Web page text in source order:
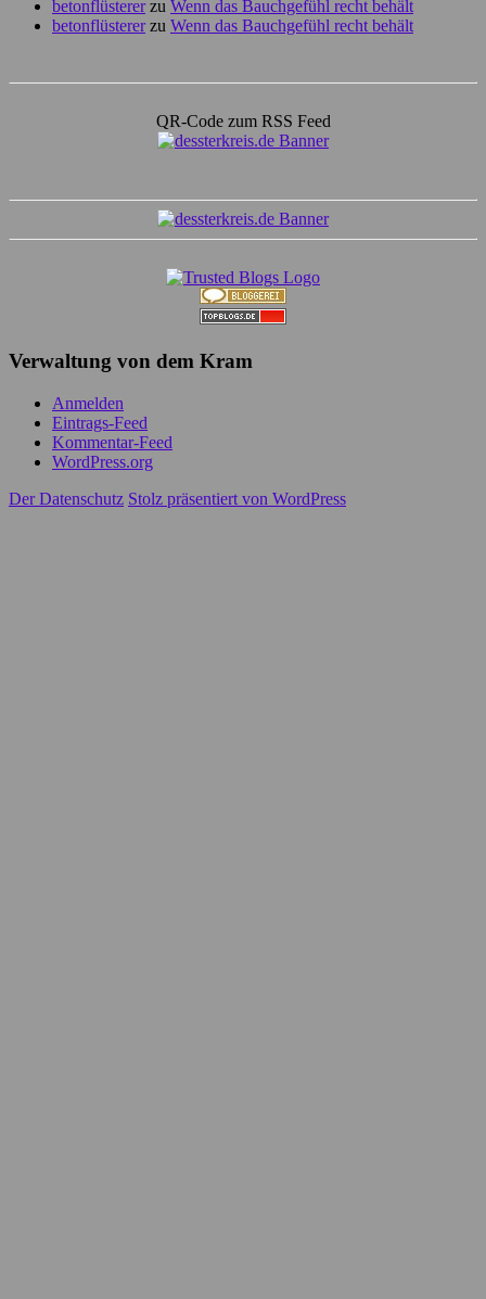
betonflüstererzu Wenn das Bauchgefühl recht behält
betonflüstererzu Wenn das Bauchgefühl recht behält
QR-Code zum RSS Feed
Verwaltung von dem Kram
Anmelden
Eintrags-Feed
Kommentar-Feed
WordPress.org
Der Datenschutz Stolz präsentiert von WordPress